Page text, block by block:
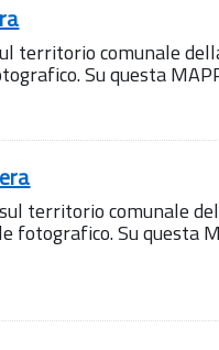
territorio comunale
Su questa
territorio comunale
fotografico. Su questa